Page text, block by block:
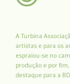
A Turbina
artistas e para os
espraiou-se no
produção e por
destaque para a BD.